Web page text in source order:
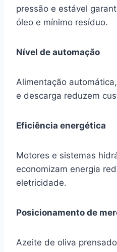
pressão e estável
óleo e mínimo resíduo.
Nível de automação
Alimentação
e descarga reduzem
Eficiência energética
Motores e sistemas
economizam energia
eletricidade.
Posicionamento de
Azeite de oliva